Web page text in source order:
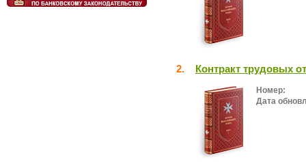
2. Контракт трудовых
Номер:
Дата